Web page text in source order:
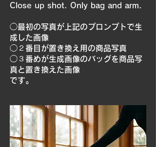
Close up shot. Only bag and arm.
​◯最初の写真が上記のプロンプトで生
成した画像
◯２番目が置き換え用の商品写真
◯３番めが生成画像のバッグを商品写
真と置き換えた画像
​です。